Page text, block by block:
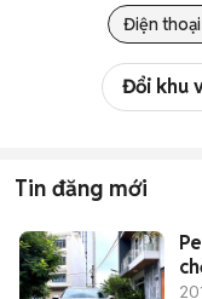
Điện thoại
Đổi khu
Tin đăng mới